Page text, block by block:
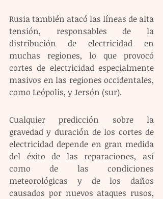
Rusia también atacó las líneas de alta
tensión, responsables de la
distribución de electricidad en
muchas regiones, lo que provocó
cortes de electricidad especialmente
masivos en las regiones occidentales,
como Leópolis, y Jersón (sur).
Cualquier predicción sobre la
gravedad y duración de los cortes de
electricidad depende en gran medida
del éxito de las reparaciones, así
como de las condiciones
meteorológicas y de los daños
causados por nuevos ataques rusos,